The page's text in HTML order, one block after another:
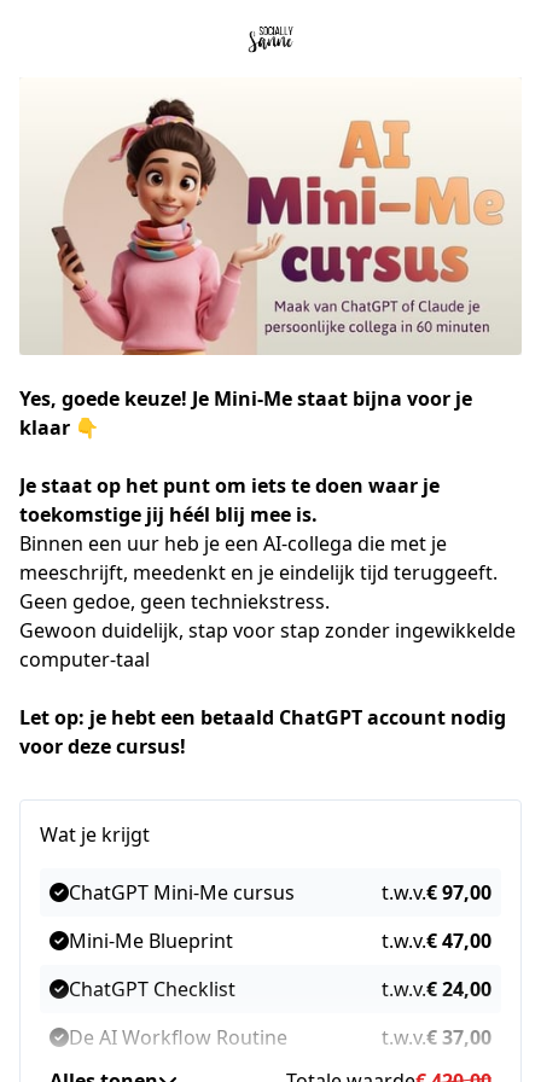
Yes, goede keuze! Je Mini-Me staat bijna voor je
klaar 👇
Je staat op het punt om iets te doen waar je
toekomstige jij héél blij mee is.
Binnen een uur heb je een AI-collega die met je
meeschrijft, meedenkt en je eindelijk tijd teruggeeft.
Geen gedoe, geen techniekstress.
Gewoon duidelijk, stap voor stap zonder ingewikkelde
computer-taal
Let op: je hebt een betaald ChatGPT account nodig
voor deze cursus!
Wat je krijgt
ChatGPT Mini-Me cursus t.w.v.€ 97,00
Mini-Me Blueprint
t.w.v.€ 47,00
ChatGPT Checklist
t.w.v.€ 24,00
De AI Workflow Routine
t.w.v.€ 37,00